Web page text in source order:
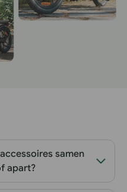
samen
apart?